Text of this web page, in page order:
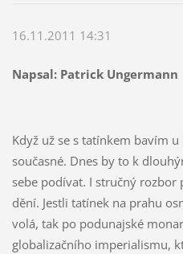
16.11.2011 14:31
Napsal: Patrick Ungermann
Když už se s tatínkem bavím
současné. Dnes by to k
sebe podívat. I stručný
dění. Jestli tatínek na prahu
volá, tak po podunajské
globalizačního imperialismu,